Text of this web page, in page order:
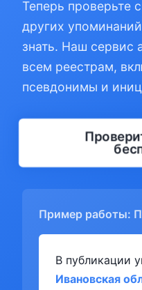
Теперь проверьте
других
знать. Наш сервис
всем реестрам,
псевдонимы и
Пример работы:
В публикации
Ивановская